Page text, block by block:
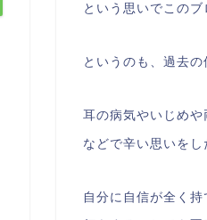
という思いでこのブ
というのも、過去の
耳の病気やいじめや
などで辛い思いをし
自分に自信が全く持